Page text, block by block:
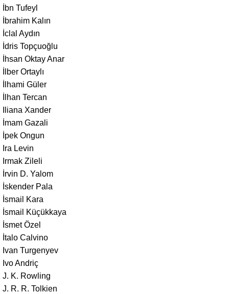
İbn Tufeyl
İbrahim Kalın
İclal Aydın
İdris Topçuoğlu
İhsan Oktay Anar
İlber Ortaylı
İlhami Güler
İlhan Tercan
Iliana Xander
İmam Gazali
İpek Ongun
Ira Levin
Irmak Zileli
İrvin D. Yalom
İskender Pala
İsmail Kara
İsmail Küçükkaya
İsmet Özel
İtalo Calvino
Ivan Turgenyev
Ivo Andriç
J. K. Rowling
J. R. R. Tolkien